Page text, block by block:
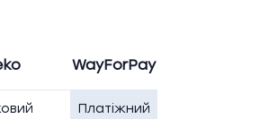
WayForPay
Платіжний